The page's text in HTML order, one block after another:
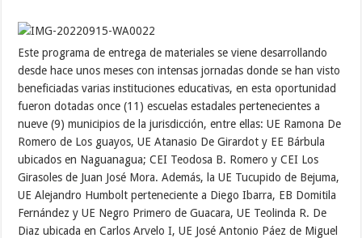
Este programa de entrega de materiales se viene desarrollando
desde hace unos meses con intensas jornadas donde se han visto
beneficiadas varias instituciones educativas, en esta oportunidad
fueron dotadas once (11) escuelas estadales pertenecientes a
nueve (9) municipios de la jurisdicción, entre ellas: UE Ramona De
Romero de Los guayos, UE Atanasio De Girardot y EE Bárbula
ubicados en Naguanagua; CEI Teodosa B. Romero y CEI Los
Girasoles de Juan José Mora. Además, la UE Tucupido de Bejuma,
UE Alejandro Humbolt perteneciente a Diego Ibarra, EB Domitila
Fernández y UE Negro Primero de Guacara, UE Teolinda R. De
Diaz ubicada en Carlos Arvelo I, UE José Antonio Páez de Miguel